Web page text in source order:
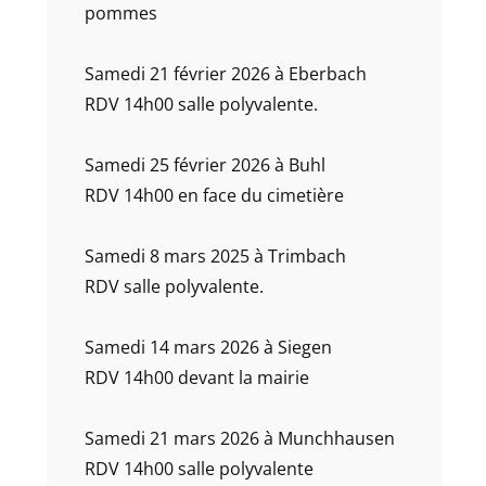
pommes
Samedi 21 février 2026 à Eberbach
RDV 14h00 salle polyvalente.
Samedi 25 février 2026 à Buhl
RDV 14h00 en face du cimetière
Samedi 8 mars 2025 à Trimbach
RDV salle polyvalente.
Samedi 14 mars 2026 à Siegen
RDV 14h00 devant la mairie
Samedi 21 mars 2026 à Munchhausen
RDV 14h00 salle polyvalente